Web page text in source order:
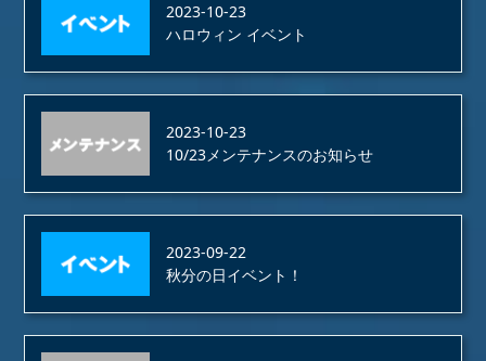
2023-10-23
ハロウィン イベント
2023-10-23
10/23メンテナンスのお知らせ
2023-09-22
秋分の日イベント！